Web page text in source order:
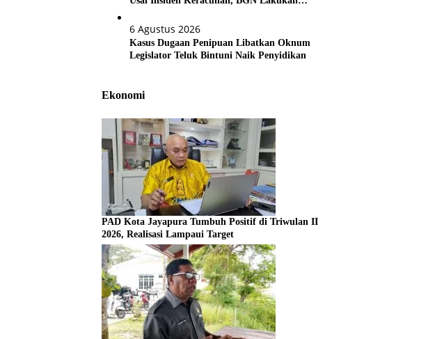
6 Agustus 2026
Kasus Dugaan Penipuan Libatkan Oknum
Legislator Teluk Bintuni Naik Penyidikan
Ekonomi
PAD Kota Jayapura Tumbuh Positif di Triwulan II
2026, Realisasi Lampaui Target